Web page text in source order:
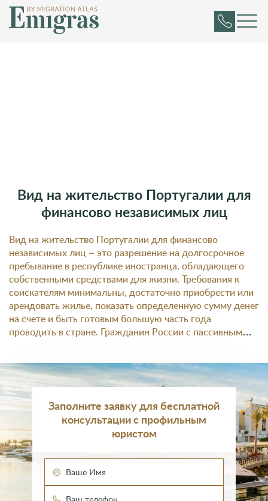
Вид на жительство Португалии для
финансово независимых лиц
Вид на жительство Португалии для финансово
независимых лиц – это разрешение на долгосрочное
пребывание в республике иностранца, обладающего
собственными средствами для жизни. Требования к
соискателям минимальны, достаточно приобрести или
арендовать жилье, показать определенную сумму денег
на счете и быть готовым большую часть года
проводить в стране. Гражданин России с пассивным
запустить процедуру иммиграции, вплоть до обретения
паспорта Евросоюза.
Заполните заявку для бесплатной
консультации с профильным
юристом